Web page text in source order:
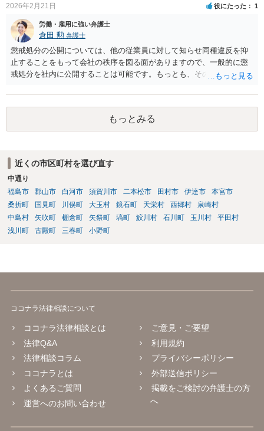
2026年2月21日 役にたった 1
労働・雇用に強い弁護士
倉田 勲 弁護士
懲戒処分の公開については、他の従業員に対して知らせ同種違反を抑
止することをもって会社の秩序を図る面がありますので、一般的に懲
戒処分を社内に公開することは可能です。もっとも、そのような側面
それらを公開することが必要やむを得ない事情がある場合を除いて、
名誉毀損に該当する可能性があります。実際の裁判例でも個人名を含
めた公開を行ったケースで裁判所は名誉毀損として従業員から会社に
対する慰謝料請求を認めた例もあります（東京地裁昭和５２年１２月
のでしたら、名誉毀損として違法となる可能性が高いようには思われ
ます。
もっとみる
近くの市区町村を選び直す
中通り
福島市
郡山市 白河市 須賀川市 二本松市 田村市 伊達市
本宮市
桑折町
国見町 川俣町 大玉村 鏡石町 天栄村 西郷村
泉崎村
中島村
矢吹町 棚倉町 矢祭町 塙町 鮫川村 石川町 玉川村
平田村
浅川町
古殿町 三春町 小野町
ココナラ法律相談について
ココナラ法律相談とは
法律Q&A
法律相談コラム
ココナラとは
よくあるご質問
運営へのお問い合わせ
ご意見・ご要望
利用規約
プライバシーポリシー
外部送信ポリシー
掲載をご検討の弁護士の方
へ